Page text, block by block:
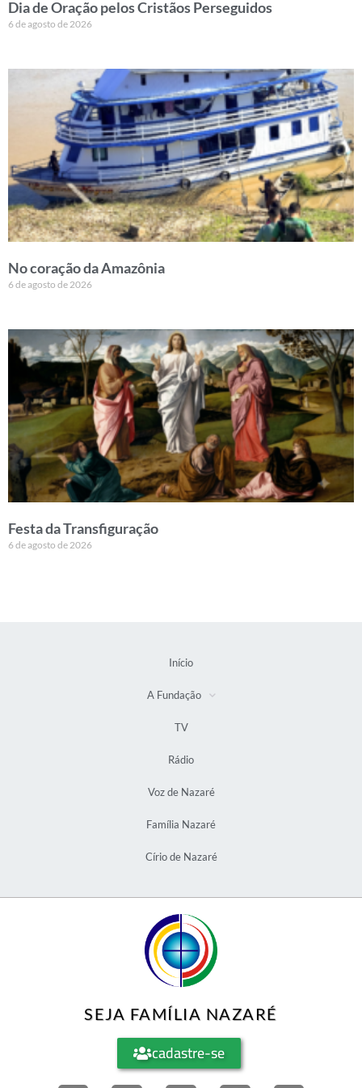
Dia de Oração pelos Cristãos Perseguidos
6 de agosto de 2026
No coração da Amazônia
6 de agosto de 2026
Festa da Transfiguração
6 de agosto de 2026
Início
A Fundação
TV
Rádio
Voz de Nazaré
Família Nazaré
Círio de Nazaré
SEJA FAMÍLIA NAZARÉ
cadastre-se